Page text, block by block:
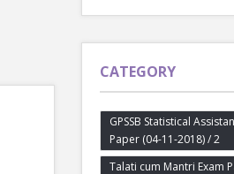
CATEGORY
GPSSB Statistical
Paper (04-11-2018) / 2
Talati cum Mantri Exam